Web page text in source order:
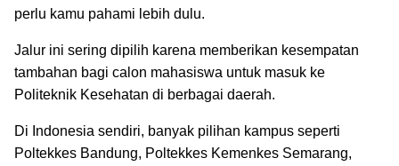
perlu kamu pahami lebih dulu.
Jalur ini sering dipilih karena memberikan kesempatan
tambahan bagi calon mahasiswa untuk masuk ke
Politeknik Kesehatan di berbagai daerah.
Di Indonesia sendiri, banyak pilihan kampus seperti
Poltekkes Bandung, Poltekkes Kemenkes Semarang,